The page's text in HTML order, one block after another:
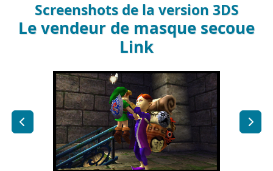
Screenshots de la version 3DS
Le vendeur de masque secoue
Link